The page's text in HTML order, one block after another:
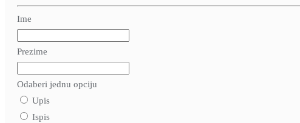
Ime
Prezime
Odaberi jednu opciju
Upis
Ispis